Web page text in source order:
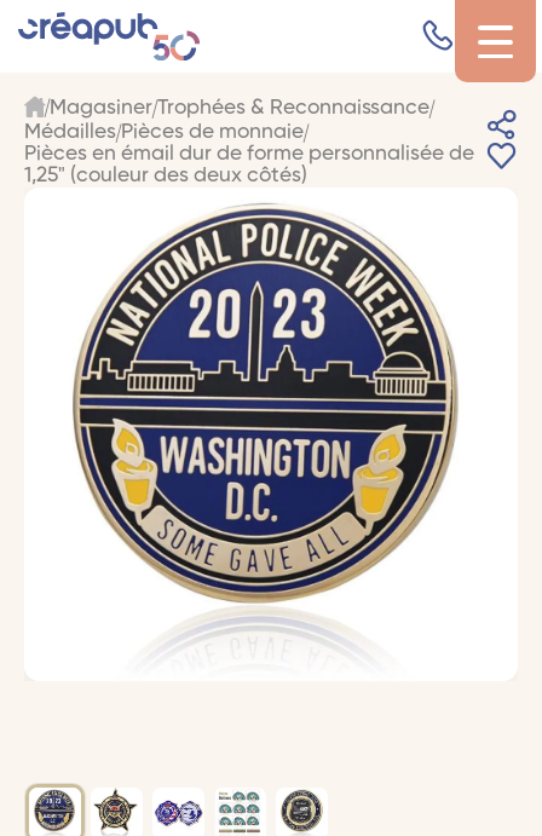
Magasiner Trophées & Reconnaissance
Médailles Pièces de monnaie
Pièces en émail dur de forme personnalisée de
1,25" (couleur des deux côtés)